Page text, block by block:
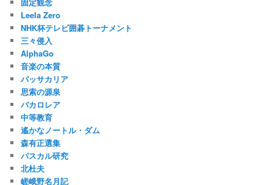
Leela Zero
NHK杯テレビ囲碁トーナメント
三々侵入
AlphaGo
音楽の本質
パッサカリア
思索の源泉
バカロレア
中等教育
遙かなノートル・ダム
森有正選集
パスカル研究
北杜夫
嵯峨野名月記